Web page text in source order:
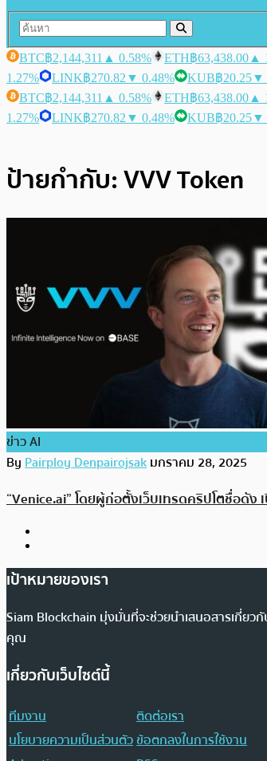
BTC฿2,144,311 ▲ 0.58% ETH฿63,438.00 ▲
1.27%
LINK฿270.82 ▼ 0.48% KUB฿20.25▼
BTC฿2,144,311 ▲ 0.58% ETH฿63,438.00 ▲
1.27%
LINK฿270.82 ▼ 0.48% KUB฿20.25▼
ป้ายกำกับ:VVV Token
ข่าว AI
ByPairploy Denpairojsakมกราคม 28, 2025
“Venice.ai” โดยผู้ก่อตั้งเว็บเทรดคริปโตชื่อดัง
เป้าหมายของเรา
Siam Blockchain มุ่งมั่นที่จะช่วยนำเสนอสารเกี่ยว
คุณ
เกี่ยวกับเว็บไซต์นี้
ทีมงาน
ติดต่อเรา
นโยบายความเป็นส่วนตัวข้อตกลงในการใช้งาน